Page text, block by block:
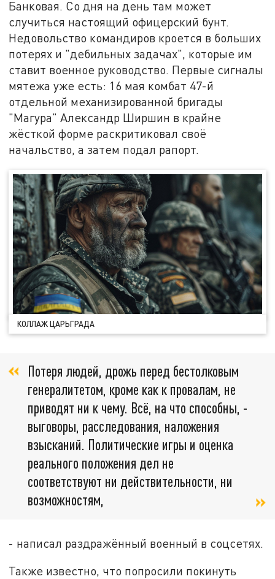
Банковая. Со дня на день там может
случиться настоящий офицерский бунт.
Недовольство командиров кроется в больших
потерях и "дебильных задачах", которые им
ставит военное руководство. Первые сигналы
мятежа уже есть: 16 мая комбат 47-й
отдельной механизированной бригады
"Магура" Александр Ширшин в крайне
жёсткой форме раскритиковал своё
начальство, а затем подал рапорт.
КОЛЛАЖ ЦАРЬГРАДА
Потеря людей, дрожь перед бестолковым
генералитетом, кроме как к провалам, не
приводят ни к чему. Всё, на что способны, -
выговоры, расследования, наложения
взысканий. Политические игры и оценка
реального положения дел не
соответствуют ни действительности, ни
возможностям,
- написал раздражённый военный в соцсетях.
Также известно, что попросили покинуть